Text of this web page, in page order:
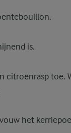
is.
citroenrasp toe.
het